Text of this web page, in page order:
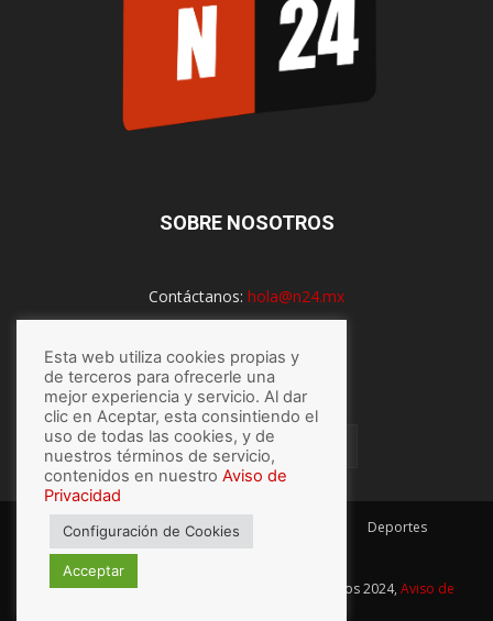
SOBRE NOSOTROS
Contáctanos: hola@n24.mx
SÍGUENOS
México Mundo Economía
Deportes
Espectaculos
© Hecho con por N24.mx, Derechos Reservados 2024, Aviso de
Esta web utiliza cookies propias y
de terceros para ofrecerle una
mejor experiencia y servicio. Al dar
clic en Aceptar, esta consintiendo el
uso de todas las cookies, y de
nuestros términos de servicio,
contenidos en nuestro Aviso de
Privacidad
Configuración de Cookies
Acceptar